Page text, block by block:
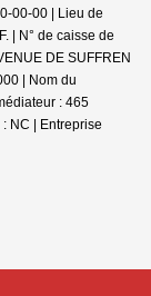
00-00 | Lieu de
| N° de caisse de
DE SUFFREN
| Nom du
: 465
NC | Entreprise